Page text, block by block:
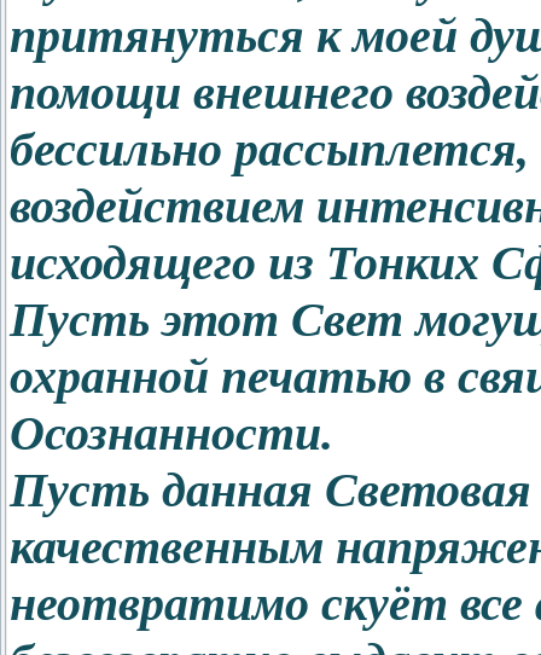
притянуться к моей
помощи внешнего
бессильно
воздействием
исходящего из Тонких
Пусть этот Свет
охранной печатью в
Осознанности.
Пусть данная
качественным
неотвратимо скуёт